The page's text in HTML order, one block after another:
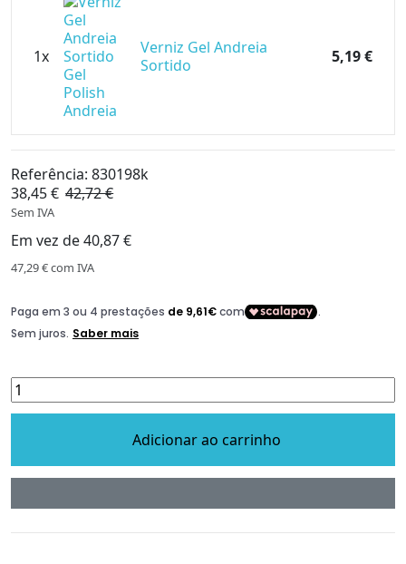
1x
Verniz Gel Andreia
Sortido
5,19 €
Referência: 830198k
38,45 € 42,72 €
Sem IVA
Em vez de 40,87 €
47,29 €com IVA
Adicionar ao carrinho